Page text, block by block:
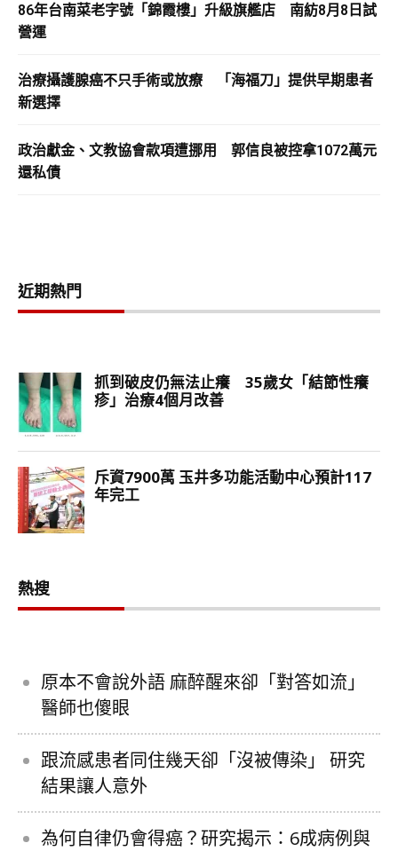
86年台南菜老字號「錦霞樓」升級旗艦店 南紡8月8日試
營運
治療攝護腺癌不只手術或放療 「海福刀」提供早期患者
新選擇
政治獻金、文教協會款項遭挪用 郭信良被控拿1072萬元
還私債
近期熱門
熱搜
原本不會說外語 麻醉醒來卻「對答如流」
醫師也傻眼
跟流感患者同住幾天卻「沒被傳染」 研究
結果讓人意外
為何自律仍會得癌？研究揭示：6成病例與